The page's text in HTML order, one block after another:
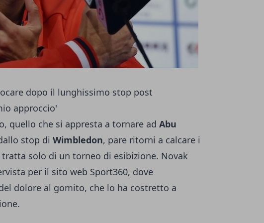
dopo il lunghissimo stop post
approccio'
quello che si appresta a tornare ad Abu
stop di Wimbledon, pare ritorni a calcare i
solo di un torneo di esibizione. Novak
per il sito web Sport360, dove
dolore al gomito, che lo ha costretto a